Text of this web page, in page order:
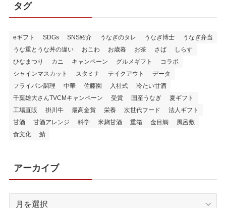
タグ
eギフト SDGs SNS紹介 うなぎのタレ うなぎ博士
うなぎ弁当
うな重とうな丼の違い
おこわ お歳暮 お茶 さば
しらす
ひなまつり
カニ キャンペーン グルメギフト
コラボ
シャインマスカット
スタミナ テイクアウト
データ
フライパン調理
中華 佐藤園 入社式
冷たい甘酒
千葉雄大さんTVCMキャンペーン
受賞 国産うなぎ
夏ギフト
工場直販
掛川牛 最高金賞 栄養 次世代フード
法人ギフト
甘酒
甘酒アレンジ 科学 米麹甘酒 重箱 金目鯛
風呂敷
食文化
鯖
アーカイブ